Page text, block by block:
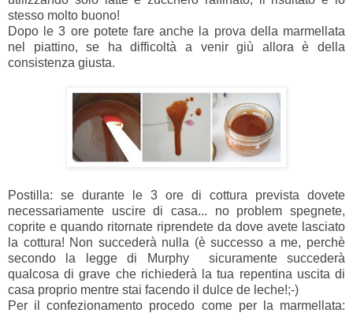
stesso molto buono!
Dopo le 3 ore potete fare anche la prova della marmellata
nel piattino, se ha difficoltà a venir giù allora è della
consistenza giusta.
Postilla: se durante le 3 ore di cottura prevista dovete
necessariamente uscire di casa... no problem spegnete,
coprite e quando ritornate riprendete da dove avete lasciato
la cottura! Non succederà nulla (è successo a me, perchè
secondo la legge di Murphy sicuramente succederà
qualcosa di grave che richiederà la tua repentina uscita di
casa proprio mentre stai facendo il dulce de leche!;-)
Per il confezionamento procedo come per la marmellata: